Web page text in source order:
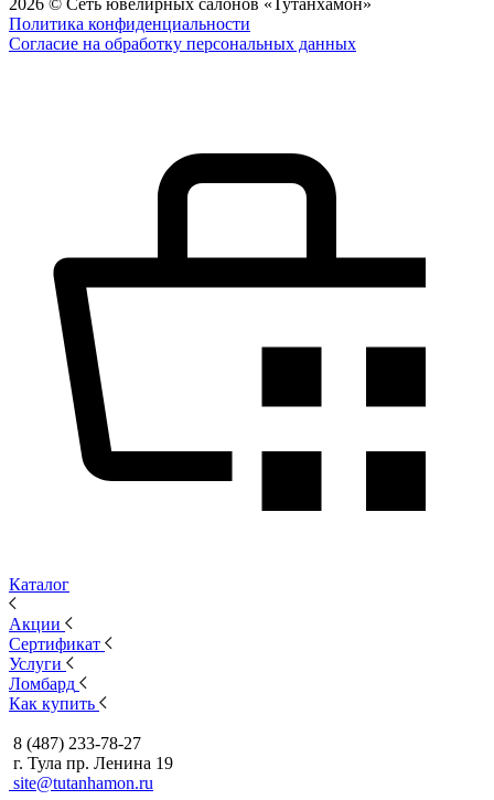
Политика конфиденциальности
Согласие на обработку персональных данных
Каталог
Акции
Сертификат
Услуги
Ломбард
Как купить
8 (487) 233-78-27
г. Тула пр. Ленина 19
site@tutanhamon.ru